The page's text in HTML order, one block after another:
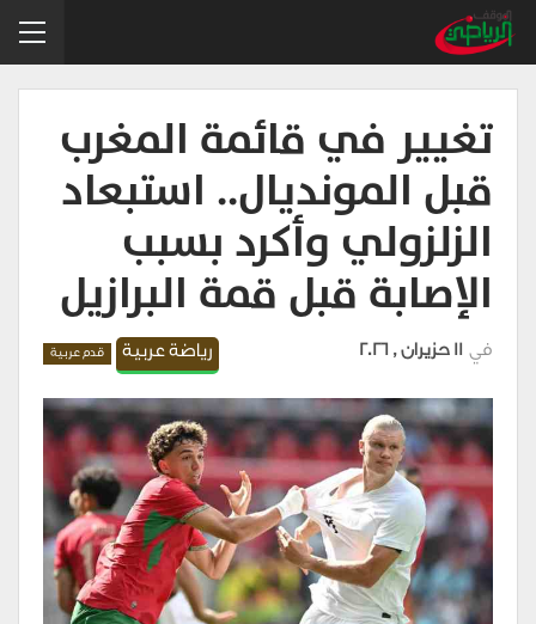
تغيير في قائمة المغرب
قبل المونديال.. استبعاد
الزلزولي وأكرد بسبب
الإصابة قبل قمة البرازيل
رياضة عربية قدم عربية في 11 حزيران , 2026